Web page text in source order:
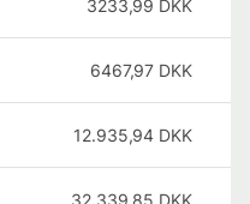
3233,99 DKK
6467,97 DKK
12.935,94 DKK